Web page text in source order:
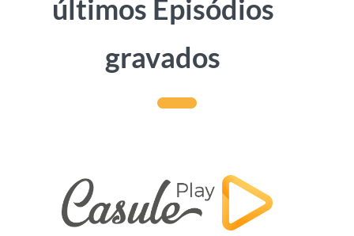
últimos Episódios
gravados